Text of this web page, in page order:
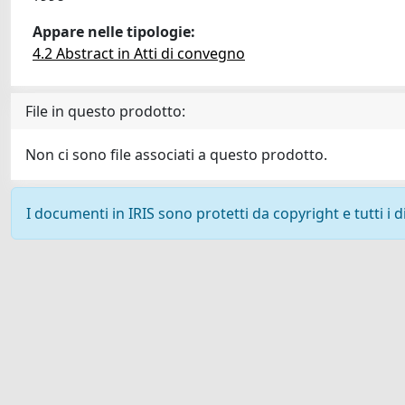
Appare nelle tipologie:
4.2 Abstract in Atti di convegno
File in questo prodotto:
Non ci sono file associati a questo prodotto.
I documenti in IRIS sono protetti da copyright e tutti i